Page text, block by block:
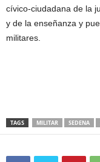
cívico-ciudadana de la
y de la enseñanza y
militares.
TAGS MILITAR SEDENA